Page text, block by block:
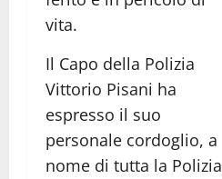
vita.
Il Capo della Polizia
Vittorio Pisani ha
espresso il suo
personale cordoglio, a
nome di tutta la Polizia